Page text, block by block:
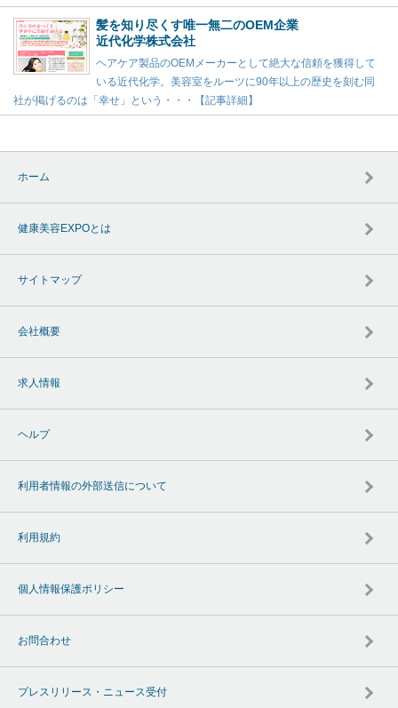
髪を知り尽くす唯一無二のOEM企業
近代化学株式会社
ヘアケア製品のOEMメーカーとして絶大な信頼を獲得して
いる近代化学。美容室をルーツに90年以上の歴史を刻む同
社が掲げるのは「幸せ」という・・・【記事詳細】
ホーム
健康美容EXPOとは
サイトマップ
会社概要
求人情報
ヘルプ
利用者情報の外部送信について
利用規約
個人情報保護ポリシー
お問合わせ
プレスリリース・ニュース受付